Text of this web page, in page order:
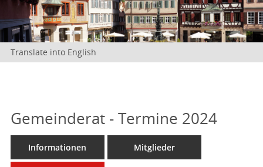
Translate into English
Gemeinderat - Termine 2024
Informationen Mitglieder